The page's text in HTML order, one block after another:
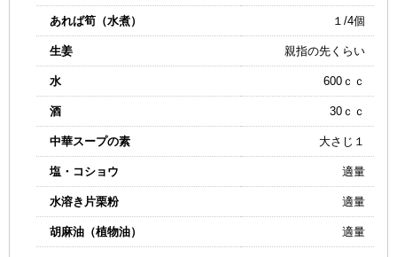
あれば筍（水煮） １/4個
生姜 親指の先くらい
水 600ｃｃ
酒 30ｃｃ
中華スープの素 大さじ１
塩・コショウ 適量
水溶き片栗粉 適量
胡麻油（植物油） 適量